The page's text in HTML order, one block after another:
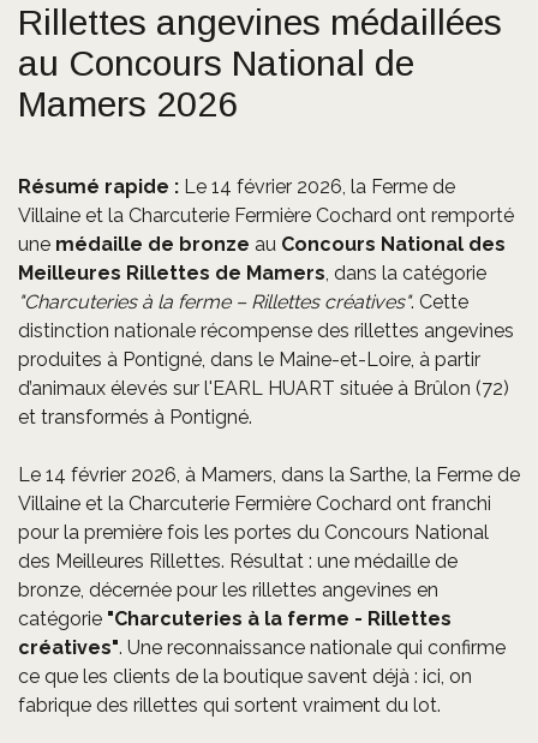
Rillettes angevines médaillées
au Concours National de
Mamers 2026
Résumé rapide : Le 14 février 2026, la Ferme de
Villaine et la Charcuterie Fermière Cochard ont remporté
une médaille de bronze au Concours National des
Meilleures Rillettes de Mamers, dans la catégorie
"Charcuteries à la ferme – Rillettes créatives". Cette
distinction nationale récompense des rillettes angevines
produites à Pontigné, dans le Maine-et-Loire, à partir
d’animaux élevés sur l'EARL HUART située à Brûlon (72)
et transformés à Pontigné.
Le 14 février 2026, à Mamers, dans la Sarthe, la Ferme de
Villaine et la Charcuterie Fermière Cochard ont franchi
pour la première fois les portes du Concours National
des Meilleures Rillettes. Résultat : une médaille de
bronze, décernée pour les rillettes angevines en
catégorie "Charcuteries à la ferme - Rillettes
créatives". Une reconnaissance nationale qui confirme
ce que les clients de la boutique savent déjà : ici, on
fabrique des rillettes qui sortent vraiment du lot.